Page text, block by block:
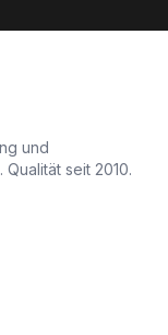
und
seit 2010.